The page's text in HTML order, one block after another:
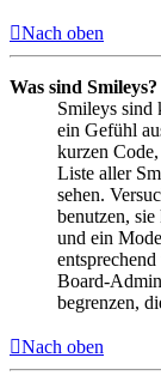
Nach oben
Was sind Smileys?
Smileys sind
ein Gefühl
kurzen
Liste aller
sehen.
benutzen,
und ein
Board-
begrenzen,
Nach oben